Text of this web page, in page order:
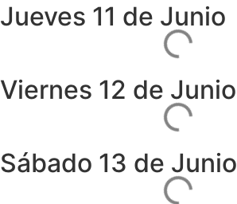
Jueves 11 de Junio
Viernes 12 de Junio
Sábado 13 de Junio